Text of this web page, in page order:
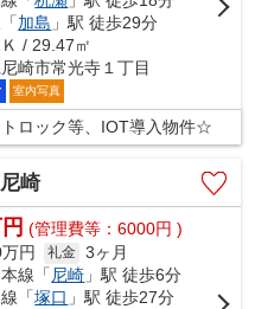
加島 」駅 徒歩29分
/ 29.47㎡
崎市常光寺１丁目
室内写真
ロック等、IOT導入物件☆
崎
(管理費等：6000円 )
円 礼金 3ヶ月
線「 尼崎 」駅 徒歩6分
「塚口 」駅 徒歩27分